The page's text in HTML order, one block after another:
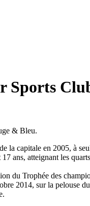
Sports
& Bleu.
capitale en 2005, à
ans, atteignant les
du Trophée des
2014, sur la pelouse